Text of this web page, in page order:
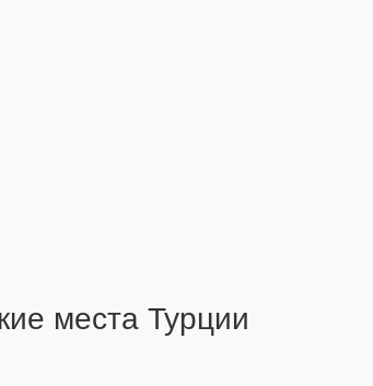
места Турции